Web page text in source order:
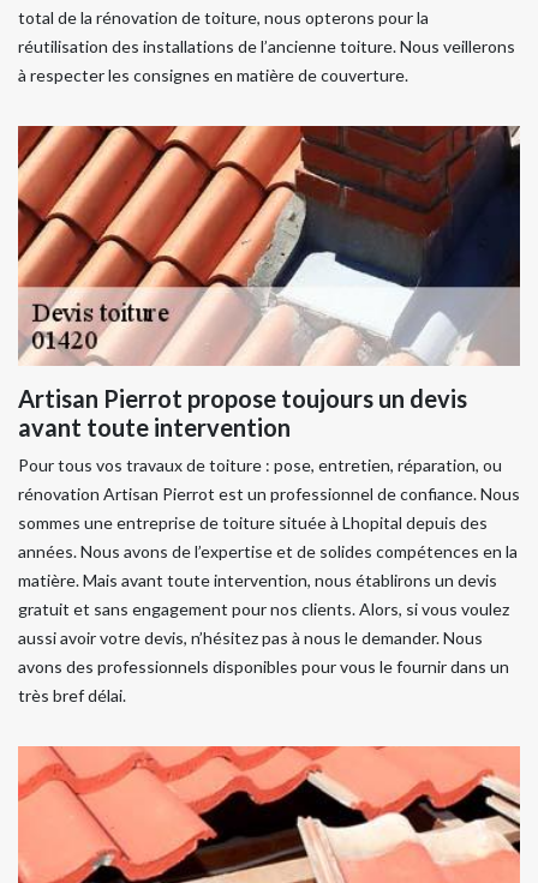
total de la rénovation de toiture, nous opterons pour la
réutilisation des installations de l’ancienne toiture. Nous veillerons
à respecter les consignes en matière de couverture.
Artisan Pierrot propose toujours un devis
avant toute intervention
Pour tous vos travaux de toiture : pose, entretien, réparation, ou
rénovation Artisan Pierrot est un professionnel de confiance. Nous
sommes une entreprise de toiture située à Lhopital depuis des
années. Nous avons de l’expertise et de solides compétences en la
matière. Mais avant toute intervention, nous établirons un devis
gratuit et sans engagement pour nos clients. Alors, si vous voulez
aussi avoir votre devis, n’hésitez pas à nous le demander. Nous
avons des professionnels disponibles pour vous le fournir dans un
très bref délai.